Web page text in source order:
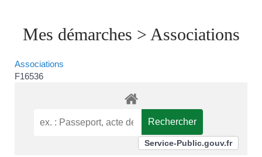
Mes démarches > Associations
Associations
F16536
Service-Public.gouv.fr